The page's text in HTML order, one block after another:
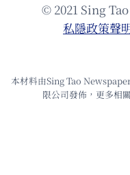
© 2021 Sing
私隱政策聲
本材料由Sing Tao
限公司發佈，更多相